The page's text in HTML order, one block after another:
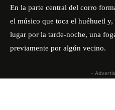
En la parte central del corro
el músico que toca el huéhuetl y,
lugar por la tarde-noche, una
previamente por algún vecino.
-